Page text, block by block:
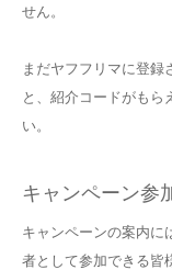
せん。
まだヤフフリマに登録
と、紹介コードがもら
い。
キャンペーン参
キャンペーンの案内に
者として参加できる皆